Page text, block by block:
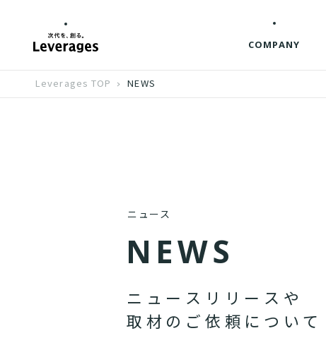
COMPANY
Leverages TOP NEWS
ニュース
N EWS
ニ ュ ー ス リ リ ー ス や
取 材 の ご 依 頼 に つ い て